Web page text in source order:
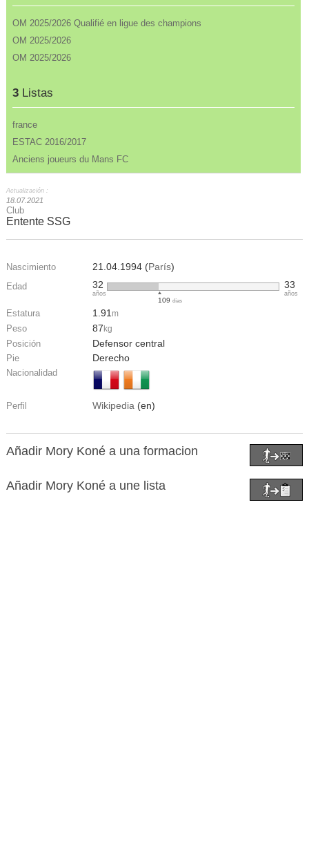
OM 2025/2026 Qualifié en ligue des champions
OM 2025/2026
OM 2025/2026
3 Listas
france
ESTAC 2016/2017
Anciens joueurs du Mans FC
Actualización :
18.07.2021
Club
Entente SSG
Nascimiento 21.04.1994 (París)
Edad 32
años
109 días
33
años
Estatura 1.91m
Peso 87 kg
Posición Defensor central
Pie Derecho
Nacionalidad
Perfil Wikipedia (en)
Añadir Mory Koné a una formacion
Añadir Mory Koné a une lista